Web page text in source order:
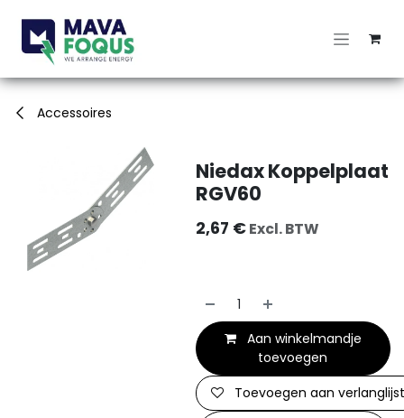
Accessoires
Niedax Koppelplaat
RGV60
2,67 €Excl. BTW
Aan winkelmandje
toevoegen
Toevoegen aan verlanglijst